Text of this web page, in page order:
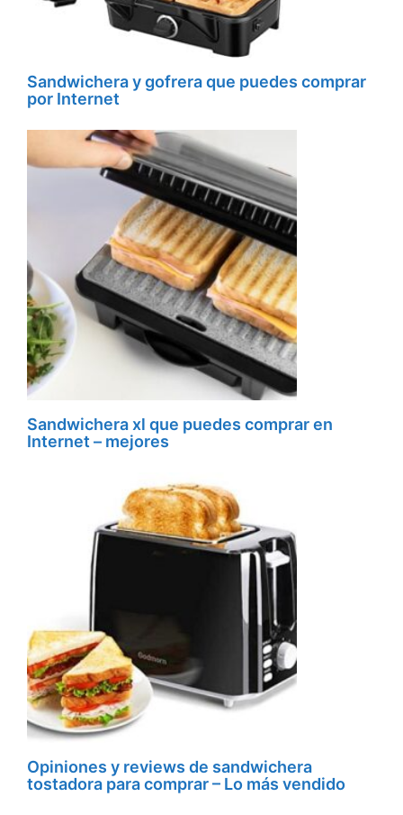
Sandwichera y gofrera que puedes comprar
por Internet
Sandwichera xl que puedes comprar en
Internet – mejores
Opiniones y reviews de sandwichera
tostadora para comprar – Lo más vendido